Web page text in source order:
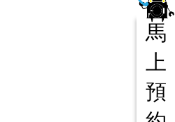
馬
上
預